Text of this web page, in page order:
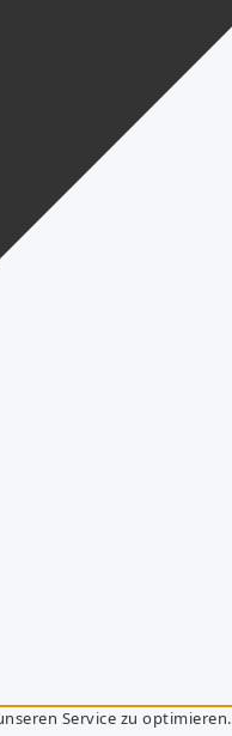
Service zu optimieren.